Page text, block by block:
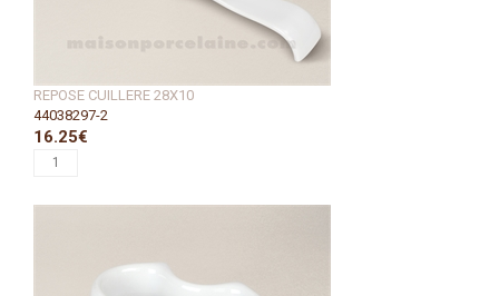
REPOSE CUILLERE 28X10
44038297-2
16.25€